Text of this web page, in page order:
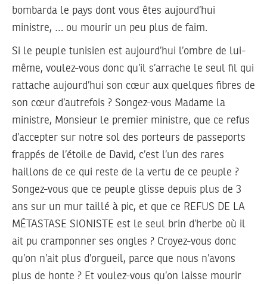
bombarda le pays dont vous êtes aujourd’hui
ministre, … ou mourir un peu plus de faim.
Si le peuple tunisien est aujourd’hui l’ombre de lui-
même, voulez-vous donc qu’il s’arrache le seul fil qui
rattache aujourd’hui son cœur aux quelques fibres de
son cœur d’autrefois ? Songez-vous Madame la
ministre, Monsieur le premier ministre, que ce refus
d’accepter sur notre sol des porteurs de passeports
frappés de l’étoile de David, c’est l’un des rares
haillons de ce qui reste de la vertu de ce peuple ?
Songez-vous que ce peuple glisse depuis plus de 3
ans sur un mur taillé à pic, et que ce REFUS DE LA
MÉTASTASE SIONISTE est le seul brin d’herbe où il
ait pu cramponner ses ongles ? Croyez-vous donc
qu’on n’ait plus d’orgueil, parce que nous n’avons
plus de honte ? Et voulez-vous qu’on laisse mourir